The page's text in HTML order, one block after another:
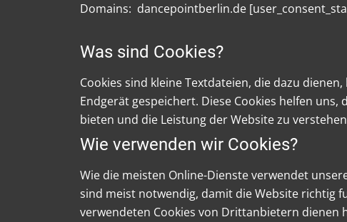
Domains: dancepointberlin.de
Was sind Cookies?
Cookies sind kleine Textdateien, die dazu
Endgerät gespeichert. Diese Cookies helfen
bieten und die Leistung der Website zu
Wie verwenden wir Cookies?
Wie die meisten Online-Dienste verwendet
sind meist notwendig, damit die Website richtig
verwendeten Cookies von Drittanbietern dienen